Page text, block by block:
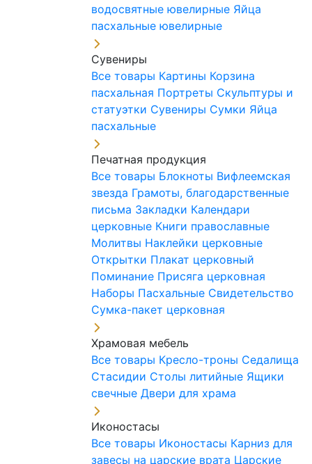
водосвятные ювелирные Яйца
пасхальные ювелирные
Сувениры
Все товары Картины Корзина
пасхальная Портреты Скульптуры и
статуэтки Сувениры Сумки Яйца
пасхальные
Печатная продукция
Все товары Блокноты Вифлеемская
звезда Грамоты, благодарственные
письма Закладки Календари
церковные Книги православные
Молитвы Наклейки церковные
Открытки Плакат церковный
Поминание Присяга церковная
Наборы Пасхальные Свидетельство
Сумка-пакет церковная
Храмовая мебель
Все товары Кресло-троны Седалища
Стасидии Столы литийные Ящики
свечные Двери для храма
Иконостасы
Все товары Иконостасы Карниз для
завесы на царские врата Царские